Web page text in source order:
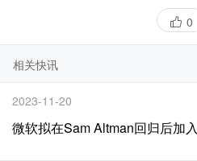
0
相关快讯
2023-11-20
微软拟在Sam Altman回归后加